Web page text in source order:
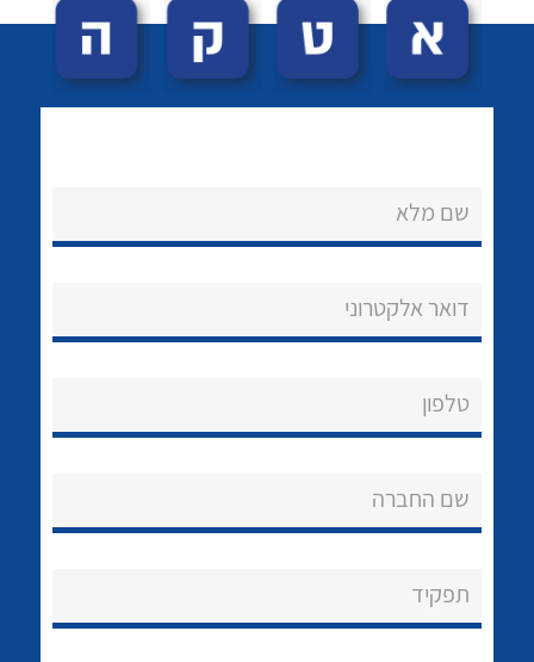
הצוות שלנו
שירותי תמיכה
לכל מוצרי היצרן לכל מוצרי היצרן
שם מלא
דואר אלקטרוני
טלפון
שם החברה
תפקיד